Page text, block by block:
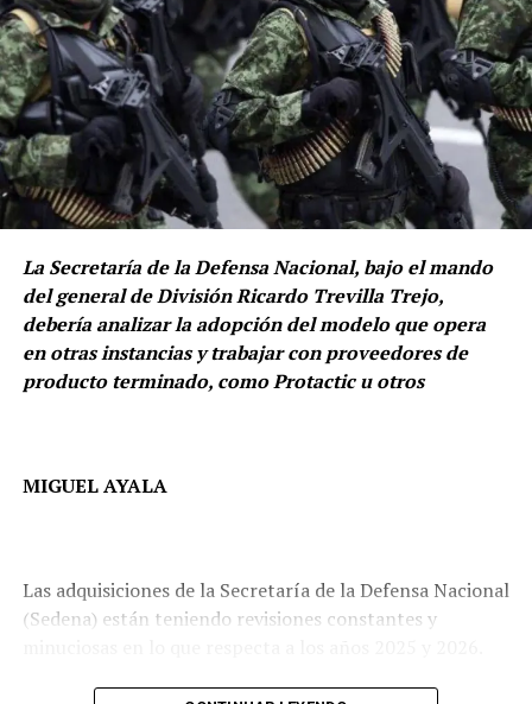
Pero no fue el único nombramiento importante, pues la
Primera Mandataria designó a José Luis Rodríguez Díaz
de León como subsecretario de Política Criminal,
Vinculación y Protección Civil en la SSPC.
Esta jugada, aunque pareciera insignificante, tiene
mucho de trasfondo, debido a que los hechos todo indica
que Rodríguez Díaz de León tendrá la misión de
apuntalar a García Harfuch para el todavía lejano 2030,
año de la próxima elección presidencial.
La Secretaría de la Defensa Nacional, bajo el mando
del general de División Ricardo Trevilla Trejo,
debería analizar la adopción del modelo que opera
en otras instancias y trabajar con proveedores de
producto terminado, como Protactic u otros
MIGUEL AYALA
Las adquisiciones de la Secretaría de la Defensa Nacional
(Sedena) están teniendo revisiones constantes y